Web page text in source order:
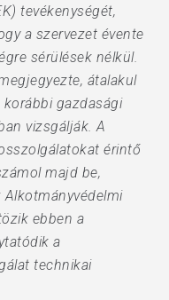
tevékenységét,
a szervezet évente
sérülések nélkül.
átalakul
korábbi gazdasági
vizsgálják. A
érintő
majd be,
ebben a
a
technikai